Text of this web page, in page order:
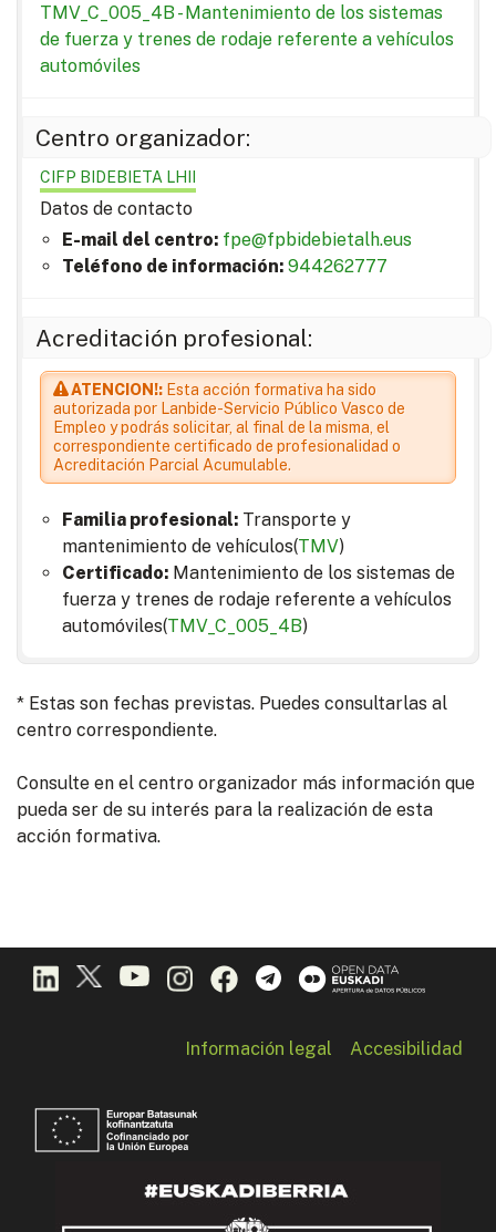
TMV_C_005_4B - Mantenimiento de los sistemas
de fuerza y trenes de rodaje referente a vehículos
automóviles
Centro organizador:
CIFP BIDEBIETA LHII
Datos de contacto
E-mail del centro: fpe@fpbidebietalh.eus
Teléfono de información: 944262777
Acreditación profesional:
ATENCION!: Esta acción formativa ha sido
autorizada por Lanbide-Servicio Público Vasco de
Empleo y podrás solicitar, al final de la misma, el
correspondiente certificado de profesionalidad o
Acreditación Parcial Acumulable.
Familia profesional: Transporte y
mantenimiento de vehículos(TMV)
Certificado: Mantenimiento de los sistemas de
fuerza y trenes de rodaje referente a vehículos
automóviles(TMV_C_005_4B)
* Estas son fechas previstas. Puedes consultarlas al
centro correspondiente.
Consulte en el centro organizador más información que
pueda ser de su interés para la realización de esta
acción formativa.
Información legal Accesibilidad